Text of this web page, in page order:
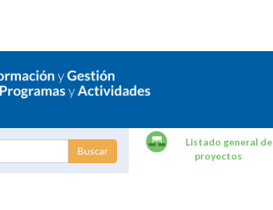
Listado general de
proyectos